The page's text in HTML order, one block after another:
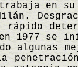
trabaja en
rápido
1977 se